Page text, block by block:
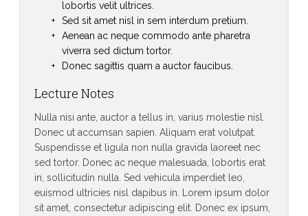
lobortis velit ultrices.
Sed sit amet nisl in sem interdum pretium.
Aenean ac neque commodo ante pharetra
viverra sed dictum tortor.
Donec sagittis quam a auctor faucibus.
Lecture Notes
Nulla nisi ante, auctor a tellus in, varius molestie nisl.
Donec ut accumsan sapien. Aliquam erat volutpat.
Suspendisse et ligula non nulla gravida laoreet nec
sed tortor. Donec ac neque malesuada, lobortis erat
in, sollicitudin nulla. Sed vehicula imperdiet leo,
euismod ultricies nisl dapibus in. Lorem ipsum dolor
sit amet, consectetur adipiscing elit. Donec ex ipsum,